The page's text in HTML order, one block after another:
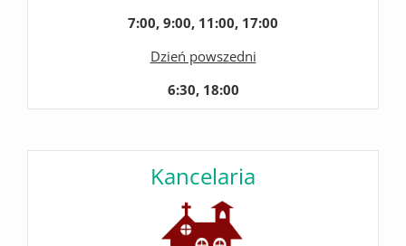
7:00, 9:00, 11:00, 17:00
Dzień powszedni
6:30, 18:00
Kancelaria